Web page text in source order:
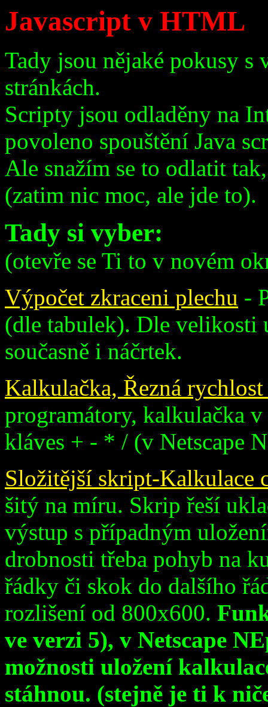
Javascript v HTML
Tady jsou nějaké pokusy
stránkách.
Scripty jsou odladěny na
povoleno spouštění Java
Ale snažím se to odlatit
(zatim nic moc, ale jde to).
Tady si vyber:
(otevře se Ti to v novém
Výpočet zkraceni plechu -
(dle tabulek). Dle velikosti
současně i náčrtek.
Kalkulačka, Řezná rychlost
programátory, kalkulačka
kláves + - * / (v Netscape
Složitější skript-Kalkulace
šitý na míru. Skrip řeší
výstup s případným
drobnosti třeba pohyb na
řádky či skok do dalšího
rozlišení od 800x600.
ve verzi 5), v Netscape
možnosti uložení
stáhnou. (stejně je ti k